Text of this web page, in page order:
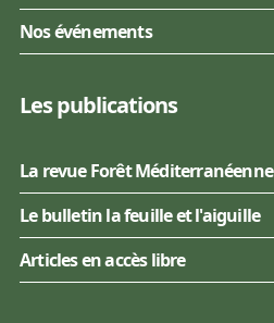
Nos événements
Les publications
La revue Forêt Méditerranéenne
Le bulletin la feuille et l'aiguille
Articles en accès libre